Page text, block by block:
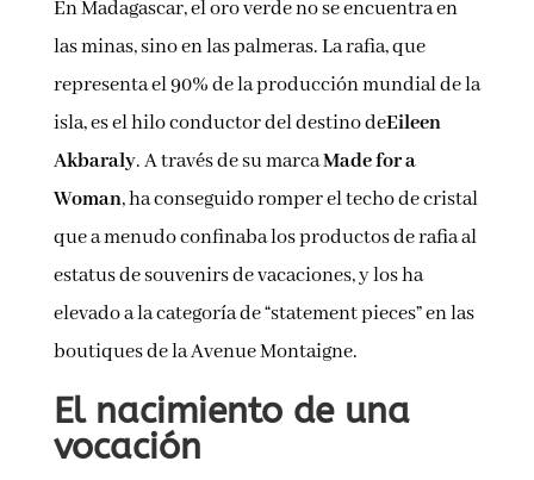
En Madagascar, el oro verde no se encuentra en
las minas, sino en las palmeras. La rafia, que
representa el 90% de la producción mundial de la
isla, es el hilo conductor del destino deEileen
Akbaraly. A través de su marcaMade for a
Woman, ha conseguido romper el techo de cristal
que a menudo confinaba los productos de rafia al
estatus de souvenirs de vacaciones, y los ha
elevado a la categoría de “statement pieces” en las
boutiques de la Avenue Montaigne.
El nacimiento de una
vocación